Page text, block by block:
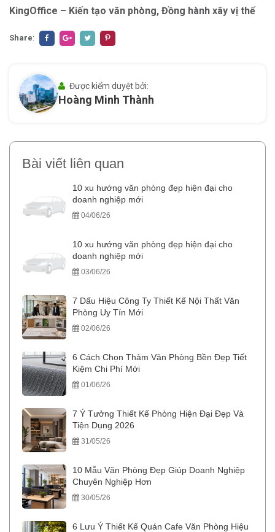
KingOffice – Kiến tạo văn phòng, Đồng hành xây vị thế
Share:
Được kiểm duyệt bởi:
Hoàng Minh Thành
Bài viết liên quan
10 xu hướng văn phòng đẹp hiện đại cho
doanh nghiệp mới
04/06/26
10 xu hướng văn phòng đẹp hiện đại cho
doanh nghiệp mới
03/06/26
7 Dấu Hiệu Công Ty Thiết Kế Nội Thất Văn
Phòng Uy Tín Mới
02/06/26
6 Cách Chọn Thảm Văn Phòng Bền Đẹp Tiết
Kiệm Chi Phí Mới
01/06/26
7 Ý Tưởng Thiết Kế Phòng Hiện Đại Đẹp Và
Tiện Dụng 2026
31/05/26
10 Mẫu Văn Phòng Đẹp Giúp Doanh Nghiệp
Chuyên Nghiệp Hơn
30/05/26
6 Lưu Ý Thiết Kế Quán Cafe Văn Phòng Hiệu